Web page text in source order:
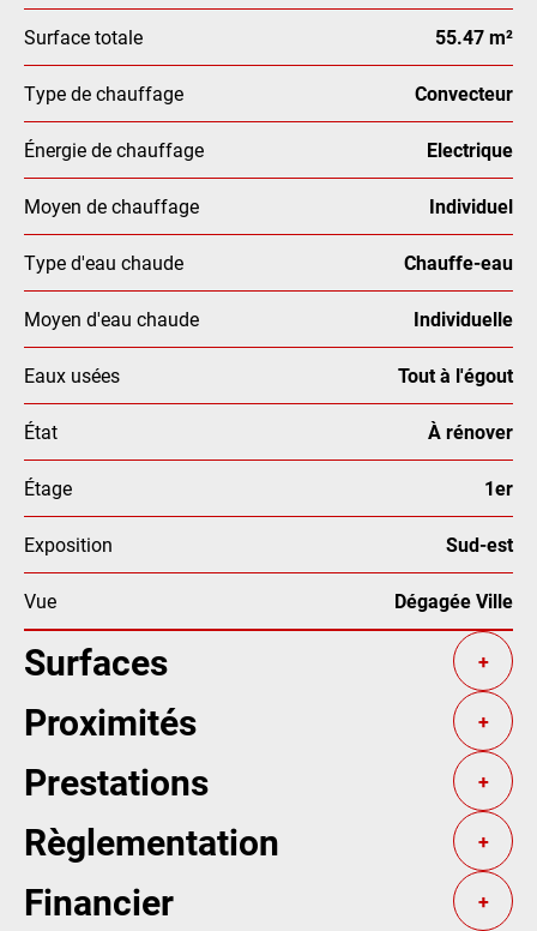
Surface totale 55.47 m²
Type de chauffage Convecteur
Énergie de chauffage Electrique
Moyen de chauffage Individuel
Type d'eau chaude Chauffe-eau
Moyen d'eau chaude Individuelle
Eaux usées Tout à l'égout
État À rénover
Étage 1er
Exposition Sud-est
Vue Dégagée Ville
Surfaces +
Proximités +
Prestations +
Règlementation +
Financier +